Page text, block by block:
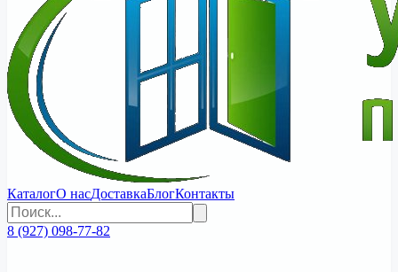
КаталогО насДоставкаБлогКонтакты
8 (927) 098-77-82